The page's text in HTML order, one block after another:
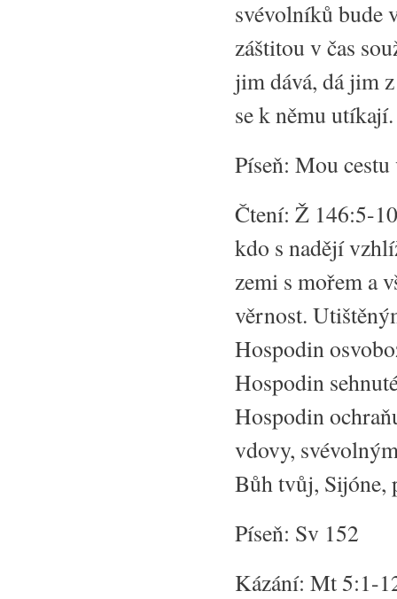
svévolníků bude
záštitou v čas
jim dává, dá jim
se k němu utíkají.
Píseň: Mou
Čtení: Ž 146:5-
kdo s nadějí
zemi s mořem a
věrnost.
Hospodin
Hospodin
Hospodin
vdovy,
Bůh tvůj, Sijóne,
Píseň: Sv 152
Kázání: Mt 5:1-